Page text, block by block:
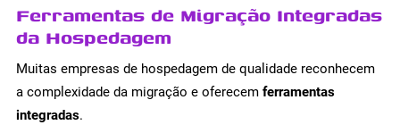
Ferramentas de Migração Integradas
da Hospedagem
Muitas empresas de hospedagem de qualidade reconhecem
a complexidade da migração e oferecem ferramentas
integradas.